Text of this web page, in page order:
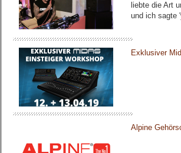
liebte die Art
und ich sagte
Exklusiver
Alpine